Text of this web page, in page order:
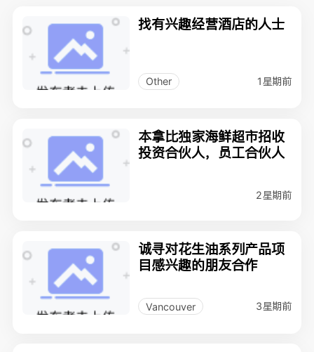
找有兴趣经营酒店的人士
Other 1星期前
本拿比独家海鲜超市招收
投资合伙人，员工合伙人
2星期前
诚寻对花生油系列产品项
目感兴趣的朋友合作
Vancouver 3星期前